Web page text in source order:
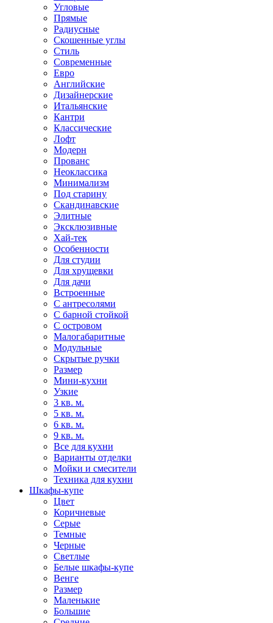
Угловые
Прямые
Радиусные
Скошенные углы
Стиль
Современные
Евро
Английские
Дизайнерские
Итальянские
Кантри
Классические
Лофт
Модерн
Прованс
Неоклассика
Минимализм
Под старину
Скандинавские
Элитные
Эксклюзивные
Хай-тек
Особенности
Для студии
Для хрущевки
Для дачи
Встроенные
С антресолями
С барной стойкой
С островом
Малогабаритные
Модульные
Скрытые ручки
Размер
Мини-кухни
Узкие
3 кв. м.
5 кв. м.
6 кв. м.
9 кв. м.
Все для кухни
Варианты отделки
Мойки и смесители
Техника для кухни
Шкафы-купе
Цвет
Коричневые
Серые
Темные
Черные
Светлые
Белые шкафы-купе
Венге
Размер
Маленькие
Большие